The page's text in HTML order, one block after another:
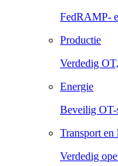
FedRAMP-
Productie
Verdedig
Energie
Beveilig OT-
Transport en
Verdedig